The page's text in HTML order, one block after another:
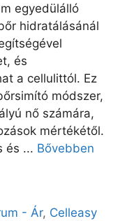
egyedülálló
hidratálásánál
és
a cellulittól. Ez
módszer,
nő számára,
mértékétől.
és ... Bővebben
- Ár, Celleasy